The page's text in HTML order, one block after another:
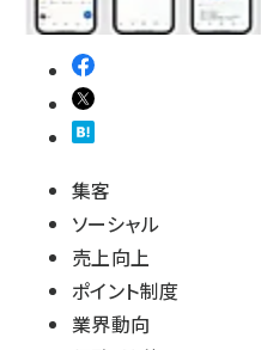
集客
ソーシャル
売上向上
ポイント制度
業界動向